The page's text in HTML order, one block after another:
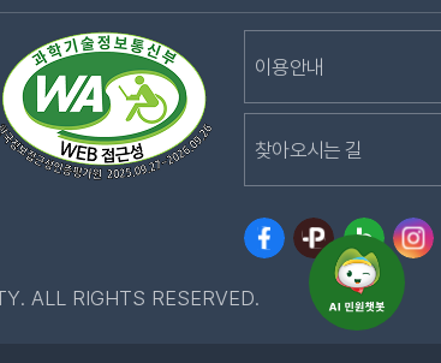
이용안내
찾아오시는 길
ALL RIGHTS RESERVED.